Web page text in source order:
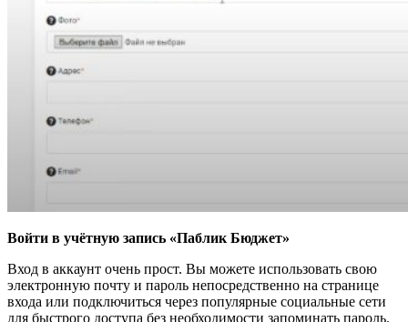
Войти в учётную запись «Паблик Бюджет»
Вход в аккаунт очень прост. Вы можете использовать свою
электронную почту и пароль непосредственно на странице
входа или подключиться через популярные социальные сети
для быстрого доступа без необходимости запоминать пароль.